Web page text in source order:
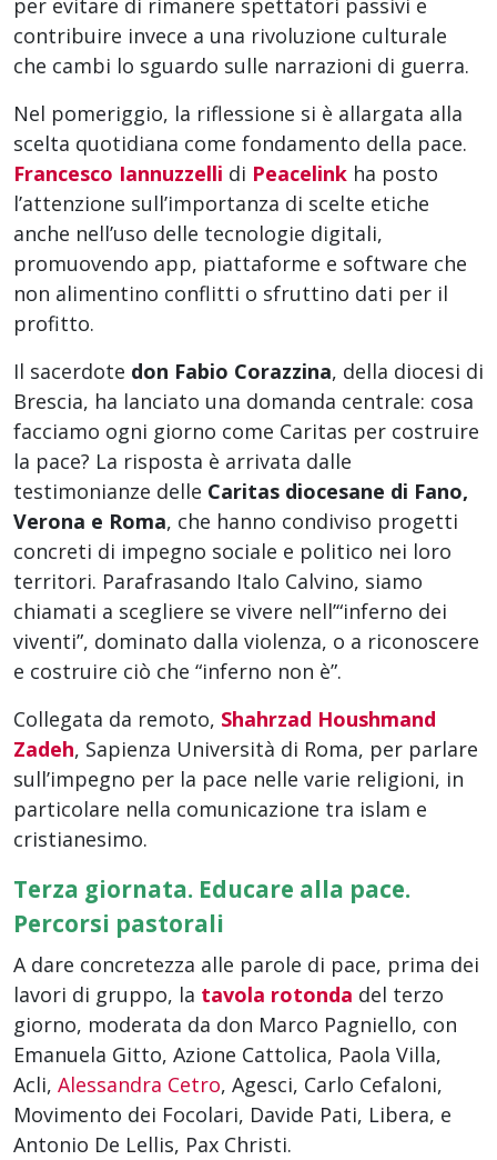
per evitare di rimanere spettatori passivi e
contribuire invece a una rivoluzione culturale
che cambi lo sguardo sulle narrazioni di guerra.
Nel pomeriggio, la riflessione si è allargata alla
scelta quotidiana come fondamento della pace.
Francesco Iannuzzelli di Peacelink ha posto
l’attenzione sull’importanza di scelte etiche
anche nell’uso delle tecnologie digitali,
promuovendo app, piattaforme e software che
non alimentino conflitti o sfruttino dati per il
profitto.
Il sacerdote don Fabio Corazzina, della diocesi di
Brescia, ha lanciato una domanda centrale: cosa
facciamo ogni giorno come Caritas per costruire
la pace? La risposta è arrivata dalle
testimonianze delle Caritas diocesane di Fano,
Verona e Roma, che hanno condiviso progetti
concreti di impegno sociale e politico nei loro
territori. Parafrasando Italo Calvino, siamo
chiamati a scegliere se vivere nell’“inferno dei
viventi”, dominato dalla violenza, o a riconoscere
e costruire ciò che “inferno non è”.
Collegata da remoto, Shahrzad Houshmand
Zadeh, Sapienza Università di Roma, per parlare
sull’impegno per la pace nelle varie religioni, in
particolare nella comunicazione tra islam e
cristianesimo.
Terza giornata. Educare alla pace.
Percorsi pastorali
A dare concretezza alle parole di pace, prima dei
lavori di gruppo, la tavola rotonda del terzo
giorno, moderata da don Marco Pagniello, con
Emanuela Gitto, Azione Cattolica, Paola Villa,
Acli, Alessandra Cetro, Agesci, Carlo Cefaloni,
Movimento dei Focolari, Davide Pati, Libera, e
Antonio De Lellis, Pax Christi.